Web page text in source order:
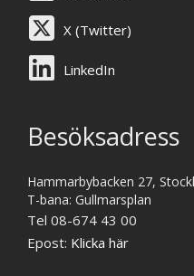
X (Twitter)
LinkedIn
Besöksadress
Hammarbybacken 27,
T-bana: Gullmarsplan
Tel 08-674 43 00
Epost: Klicka här